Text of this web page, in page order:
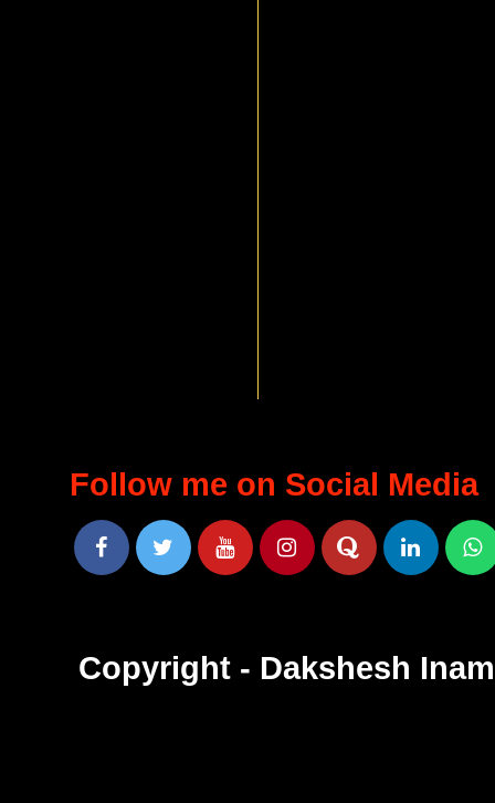
Follow me on Social Media
Copyright - Dakshesh